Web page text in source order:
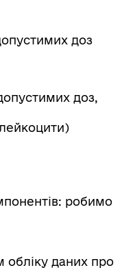
доз
доз,
робимо
обліку даних про